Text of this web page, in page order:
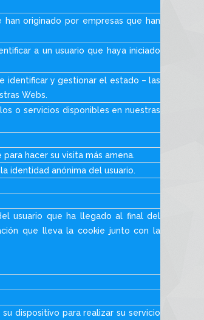
originado por empresas que han
a un usuario que haya iniciado
identificar y gestionar el estado – las
Webs.
o servicios disponibles en nuestras
hacer su visita más amena.
identidad anónima del usuario.
usuario que ha llegado al final del
que lleva la cookie junto con la
dispositivo para realizar su servicio